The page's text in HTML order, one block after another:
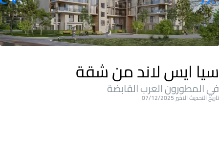
سيا ايس لاند من شقة
في المطورون العرب القابضة
تاريخ التحديث الاخير 07/12/2025